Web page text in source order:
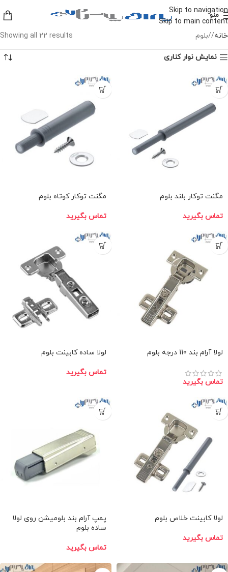
Skip to navigation
Skip to main content
منو
خانه/ بلوم Showing all 22 results
نمایش نوار کناری
مگنت توکار بلند بلوم
تماس بگیرید
مگنت توکار کوتاه بلوم
تماس بگیرید
لولا آرام بند 110 درجه بلوم
تماس بگیرید
لولا ساده کابینت بلوم
تماس بگیرید
لولا کابینت خلاص بلوم
تماس بگیرید
پمپ آرام بند بلومیشن روی لولا
ساده بلوم
تماس بگیرید